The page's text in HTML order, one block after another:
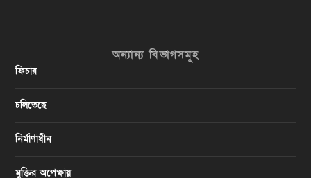
অন্যান্য বিভাগসমূহ
ফিচার
চলিতেছে
নির্মাণাধীন
মুক্তির অপেক্ষায়